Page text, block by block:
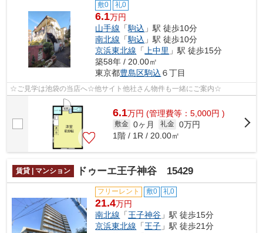
敷0 礼0
6.1万円
山手線 「駒込 」駅 徒歩10分
南北線 「駒込 」駅 徒歩10分
京浜東北線 「 上中里 」駅 徒歩15分
築58年 / 20.00㎡
東京都豊島区駒込 ６丁目
☆ご見学は池袋の当店へ☆他サイト他社さん物件も一緒にご案内☆
6.1万円 (管理費等：5,000円 )
敷金 0ヶ月 礼金 0万円
1階 / 1R / 20.00㎡
賃貸 | マンション ドゥーエ王子神谷 15429
フリーレント 敷0 礼0
21.4万円
南北線 「王子神谷 」駅 徒歩15分
京浜東北線 「王子 」駅 徒歩21分